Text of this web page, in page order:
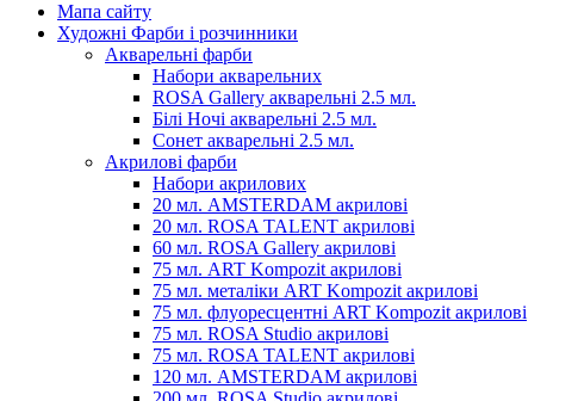
Мапа сайту
Художні Фарби і розчинники
Акварельні фарби
Набори акварельних
ROSA Gallery акварельні 2.5 мл.
Білі Ночі акварельні 2.5 мл.
Сонет акварельні 2.5 мл.
Акрилові фарби
Набори акрилових
20 мл. AMSTERDAM акрилові
20 мл. ROSA TALENT акрилові
60 мл. ROSA Gallery акрилові
75 мл. ART Kompozit акрилові
75 мл. металіки ART Kompozit акрилові
75 мл. флуоресцентні ART Kompozit акрилові
75 мл. ROSA Studio акрилові
75 мл. ROSA TALENT акрилові
120 мл. AMSTERDAM акрилові